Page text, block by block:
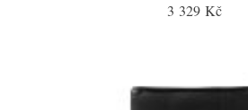
3 329 Kč